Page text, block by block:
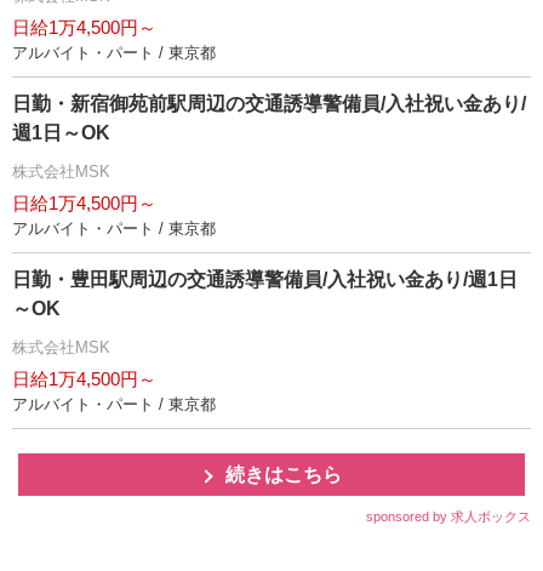
日給1万4,500円～
アルバイト・パート / 東京都
日勤・新宿御苑前駅周辺の交通誘導警備員/入社祝い金あり/
週1日～OK
株式会社MSK
日給1万4,500円～
アルバイト・パート / 東京都
日勤・豊田駅周辺の交通誘導警備員/入社祝い金あり/週1日
～OK
株式会社MSK
日給1万4,500円～
アルバイト・パート / 東京都
続きはこちら
sponsored by 求人ボックス